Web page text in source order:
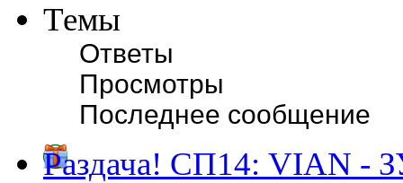
Темы
Ответы
Просмотры
Последнее сообщение
Раздача! СП14: VIAN -